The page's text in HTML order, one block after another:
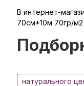
В интернет-
70см*10м 70гр/м2
натурального